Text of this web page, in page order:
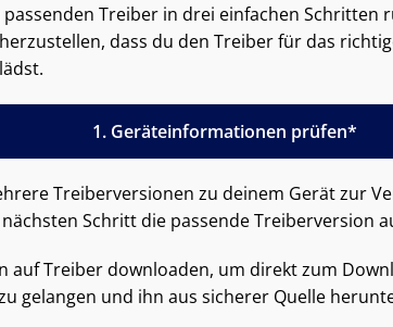
passenden Treiber in drei einfachen Schritten
dass du den Treiber für das
1. Geräteinformationen prüfen*
Treiberversionen zu deinem Gerät zur
Schritt die passende Treiberversion
auf Treiber downloaden, um direkt zum
gelangen und ihn aus sicherer Quelle